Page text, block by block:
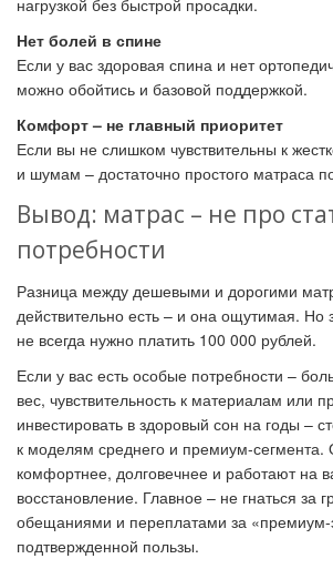
нагрузкой без быстрой просадки.
Нет болей в спине
Если у вас здоровая спина и нет
можно обойтись и базовой поддержкой.
Комфорт – не главный приоритет
Если вы не слишком чувствительны к
и шумам – достаточно простого матраса
Вывод: матрас – не про
потребности
Разница между дешевыми и дорогими
действительно есть – и она ощутимая.
не всегда нужно платить 100 000 рублей.
Если у вас есть особые потребности –
вес, чувствительность к материалам или
инвестировать в здоровый сон на годы –
к моделям среднего и премиум-сегмента.
комфортнее, долговечнее и работают на
восстановление. Главное – не гнаться за
обещаниями и переплатами за
подтвержденной пользы.